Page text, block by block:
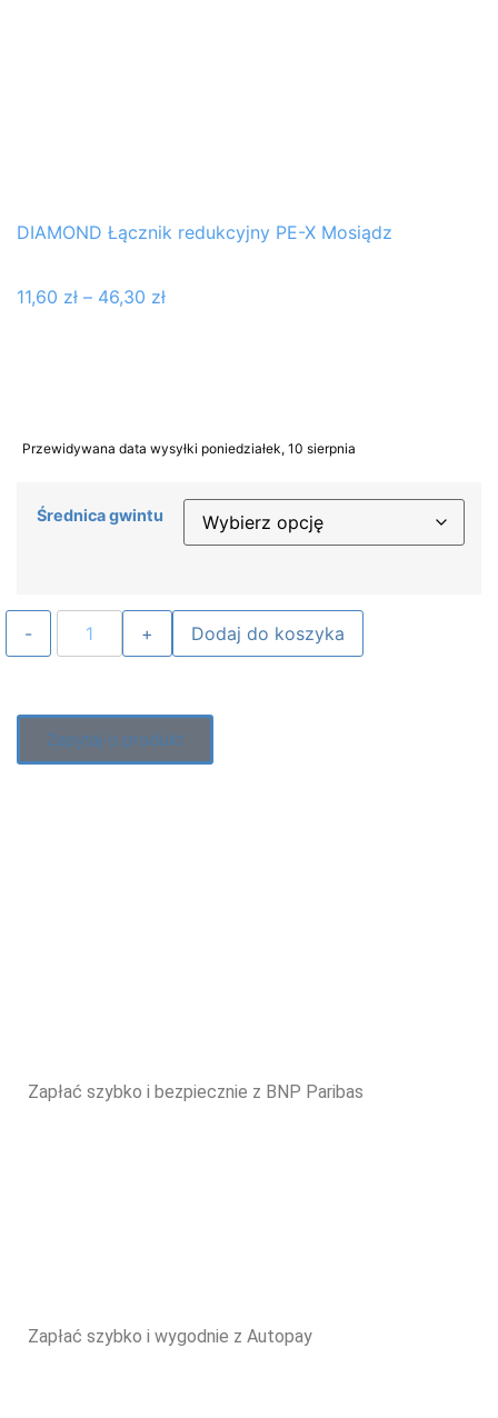
DIAMOND Łącznik redukcyjny PE-X Mosiądz
11,60 zł – 46,30 zł
Przewidywana data wysyłki poniedziałek, 10 sierpnia
Średnica gwintu
Dodaj do koszyka
Zapytaj o produkt
Zapłać szybko i bezpiecznie z BNP Paribas
Zapłać szybko i wygodnie z Autopay